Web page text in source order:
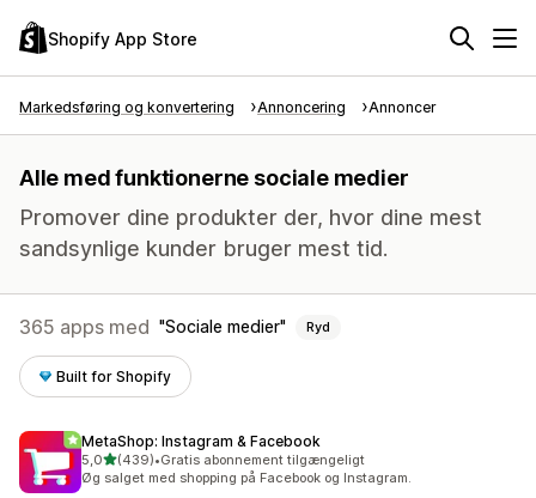
Shopify App Store
Markedsføring og konvertering Annoncering Annoncer
Alle med funktionerne sociale medier
Promover dine produkter der, hvor dine mest
sandsynlige kunder bruger mest tid.
365 apps med Sociale medier Ryd
Built for Shopify
MetaShop: Instagram & Facebook
5,0ud af 5 stjerner
(439)
439 anmeldelser i alt
•Gratis abonnement tilgængeligt
Øg salget med shopping på Facebook og Instagram.